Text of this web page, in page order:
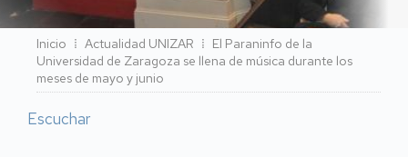
Ruta
de
navegación
Inicio Actualidad UNIZAR
El Paraninfo de la
Universidad de Zaragoza se llena de música durante los
meses de mayo y junio
Escuchar